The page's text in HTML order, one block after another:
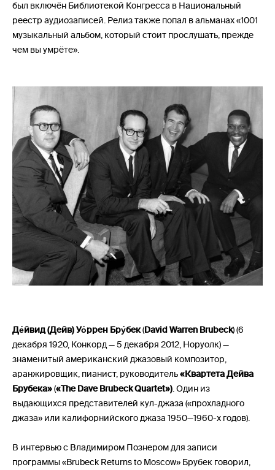
был включён Библиотекой Конгресса в Национальный
реестр аудиозаписей. Релиз также попал в альманах «1001
музыкальный альбом, который стоит прослушать, прежде
чем вы умрёте».
Де́йвид (Дейв) Уо́ррен Бру́бек(David Warren Brubeck) (6
декабря 1920, Конкорд — 5 декабря 2012, Норуолк) —
знаменитый американский джазовый композитор,
аранжировщик, пианист, руководитель«Квартета Дейва
Брубека»(«The Dave Brubeck Quartet») . Один из
выдающихся представителей кул-джаза («прохладного
джаза» или калифорнийского джаза 1950—1960-х годов).
В интервью с Владимиром Познером для записи
программы «Brubeck Returns to Moscow» Брубек говорил,